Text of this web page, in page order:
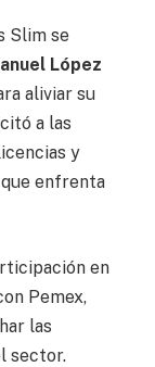
Slim se
López
aliviar su
a las
y
enfrenta
en
Pemex,
las
sector.